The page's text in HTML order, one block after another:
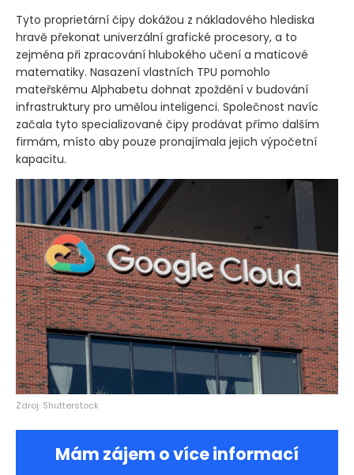
Tyto proprietární čipy dokážou z nákladového hlediska
hravě překonat univerzální grafické procesory, a to
zejména při zpracování hlubokého učení a maticové
matematiky. Nasazení vlastních TPU pomohlo
mateřskému Alphabetu dohnat zpoždění v budování
infrastruktury pro umělou inteligenci. Společnost navíc
začala tyto specializované čipy prodávat přímo dalším
firmám, místo aby pouze pronajímala jejich výpočetní
kapacitu.
Zdroj: Shutterstock
Mám zájem o více informací